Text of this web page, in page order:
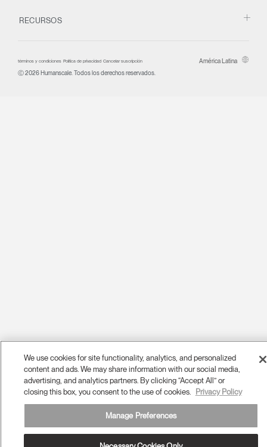
RECURSOS
términos y condiciones Política de privacidad Cancelar suscripción
América Latina
Ⓒ 2026 Humanscale. Todos los derechos reservados.
We use cookies for site functionality, analytics, and personalized
content and ads. We may share information with our social media,
advertising, and analytics partners. By clicking “Accept All” or
closing this box, you consent to the use of cookies.
Privacy Policy
Manage Preferences